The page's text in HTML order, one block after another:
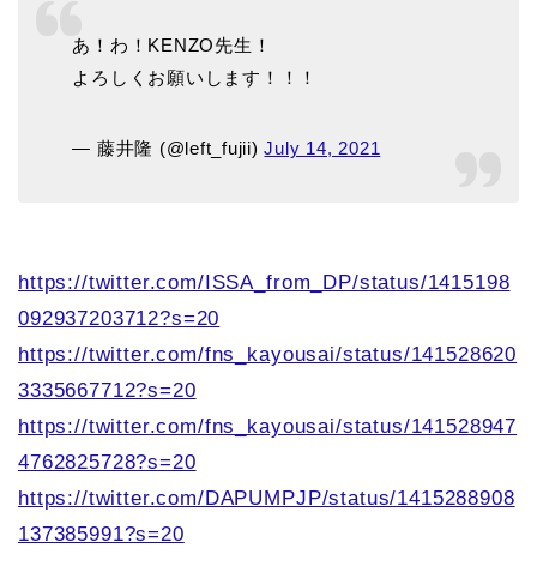
あ！わ！KENZO先生！
よろしくお願いします！！！
— 藤井隆 (@left_fujii)July 14, 2021
https://twitter.com/ISSA_from_DP/status/1415198
092937203712?s=20
https://twitter.com/fns_kayousai/status/141528620
3335667712?s=20
https://twitter.com/fns_kayousai/status/141528947
4762825728?s=20
https://twitter.com/DAPUMPJP/status/1415288908
137385991?s=20